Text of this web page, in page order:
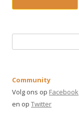
o
k
e
Community
Volg ons op Facebook
en op Twitter